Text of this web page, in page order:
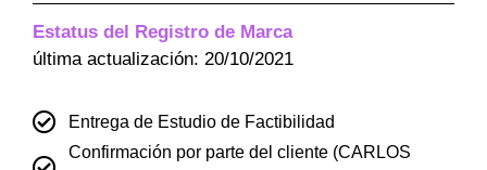
Estatus del Registro de Marca
última actualización: 20/10/2021
Entrega de Estudio de Factibilidad
Confirmación por parte del cliente (CARLOS